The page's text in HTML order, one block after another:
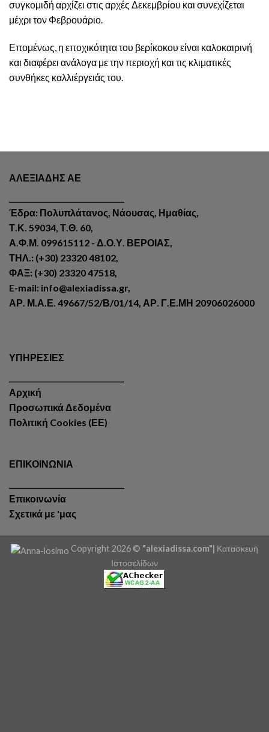
συγκομιδή αρχίζει στις αρχές Δεκεμβρίου και συνεχίζεται
μέχρι τον Φεβρουάριο.
Επομένως, η εποχικότητα του βερίκοκου είναι καλοκαιρινή
και διαφέρει ανάλογα με την περιοχή και τις κλιματικές
συνθήκες καλλιέργειάς του.
ΑΛΕΞΙΑΔΗΣ ΑΕ
Έδρα: Πολυπλάτανος, Νάουσας, Ημαθίας,
Τ.Κ. 59034, Τ.Θ. 60,
Α.Φ.Μ. 099615112 - Δ.Ο.Υ. ΒΕΡΟΙΑΣ,
ΤΗΛ.: (+30) 23320 48102,
ΦΑΞ: (+30) 23320 47518,
E-mail: info@alexiadissa.gr,
ΑΡ. Μ.Α.Ε. 49667/52/Β/01/14, ΑΡ. Γ.Ε.ΜΗ 20906026000
ΥΠΗΡΕΣΙΕΣ
Αρχική
Προσωπικά Δεδομένα
Πολιτική Cookies (ΕΕ)
ΕΠΙΚΟΙΝΩΝΙΑ
Επικοινωνία
Σχετικά με 'μας
Copyright 2026 © "alexiadissa.com"| Κατασκευή
Ιστοσελίδων